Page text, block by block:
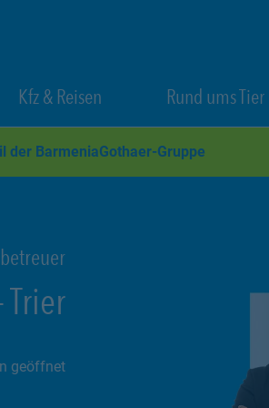
in New Tab
Kfz & Reisen Link Opens in New Tab
Rund ums Tier
der BarmeniaGothaer-Gruppe
Trier
geöffnet